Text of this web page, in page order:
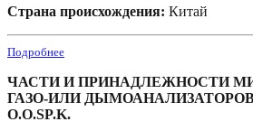
Страна происхождения: Китай
Подробнее
ЧАСТИ И ПРИНАДЛЕЖНОСТИ
ГАЗО-ИЛИ ДЫМОАНАЛИЗАТОРОВ /
O.O.SP.K.